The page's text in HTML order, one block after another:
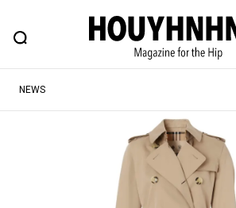
FEATURE BLOG
ヒップなファッション、カルチャー、ライフスタ
#SHOPPING ADDICT #憧れの逸品
#ESSENTIAL DESIGNS #古着サミ
NEWS